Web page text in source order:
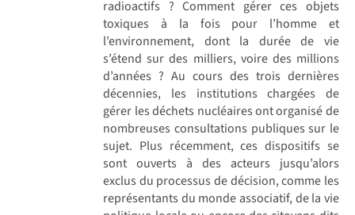
radioactifs ? Comment gérer ces objets
toxiques à la fois pour l’homme et
l’environnement, dont la durée de vie
s’étend sur des milliers, voire des millions
d’années ? Au cours des trois dernières
décennies, les institutions chargées de
gérer les déchets nucléaires ont organisé de
nombreuses consultations publiques sur le
sujet. Plus récemment, ces dispositifs se
sont ouverts à des acteurs jusqu’alors
exclus du processus de décision, comme les
représentants du monde associatif, de la vie